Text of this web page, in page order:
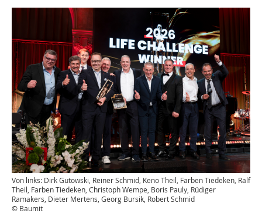
Von links: Dirk Gutowski, Reiner Schmid, Keno Theil, Farben Tiedeken, Ralf
Theil, Farben Tiedeken, Christoph Wempe, Boris Pauly, Rüdiger
Ramakers, Dieter Mertens, Georg Bursik, Robert Schmid
© Baumit